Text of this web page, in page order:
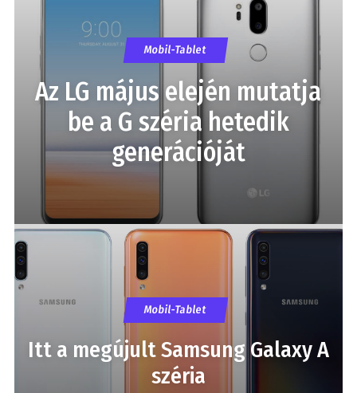
Mobil-Tablet
Az LG május elején mutatja
be a G széria hetedik
generációját
Mobil-Tablet
Itt a megújult Samsung Galaxy A
széria